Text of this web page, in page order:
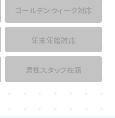
ゴールデンウィーク対応
年末年始対応
男性スタッフ在籍